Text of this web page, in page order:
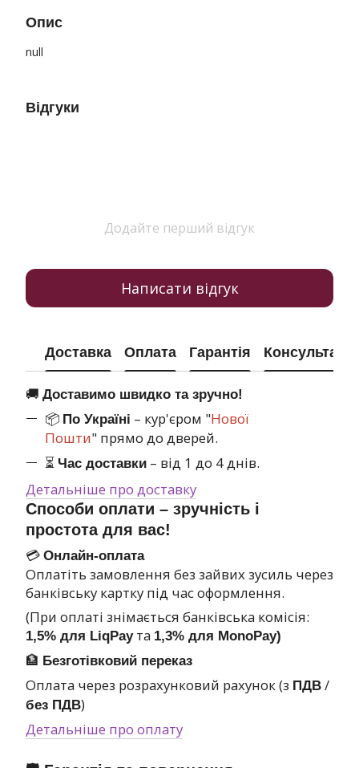
Опис
null
Відгуки
Додайте перший відгук
Написати відгук
Доставка Оплата Гарантія Консультація
🚚 Доставимо швидко та зручно!
📦 По Україні – кур'єром "Нової
Пошти" прямо до дверей.
⏳ Час доставки – від 1 до 4 днів.
Детальніше про доставку
Способи оплати – зручність і
простота для вас!
💳 Онлайн-оплата
Оплатіть замовлення без зайвих зусиль через
банківську картку під час оформлення.
(При оплаті знімається банківська комісія:
1,5% для LiqPayта 1,3% для MonoPay)
🏦 Безготівковий переказ
Оплата через розрахунковий рахунок (з ПДВ /
без ПДВ)
Детальніше про оплату